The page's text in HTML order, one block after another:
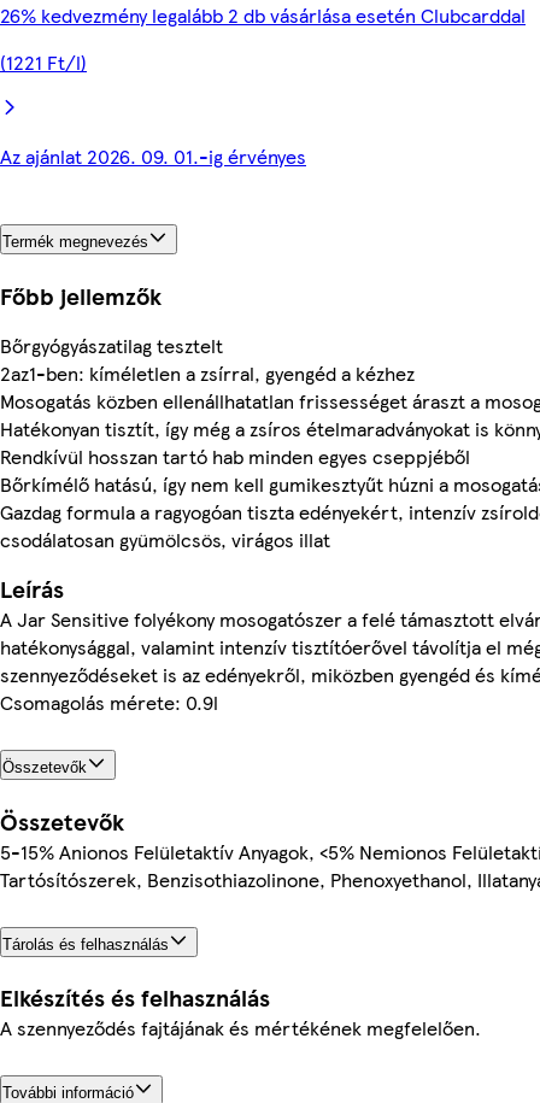
26% kedvezmény legalább 2 db vásárlása esetén Clubcarddal
(1221 Ft/l)
Az ajánlat 2026. 09. 01.-ig érvényes
Termék megnevezés
Főbb jellemzők
Bőrgyógyászatilag tesztelt
2az1-ben: kíméletlen a zsírral, gyengéd a kézhez
Mosogatás közben ellenállhatatlan frissességet áraszt a
Hatékonyan tisztít, így még a zsíros ételmaradványokat is
Rendkívül hosszan tartó hab minden egyes cseppjéből
Bőrkímélő hatású, így nem kell gumikesztyűt húzni a
Gazdag formula a ragyogóan tiszta edényekért, intenzív
csodálatosan gyümölcsös, virágos illat
Leírás
A Jar Sensitive folyékony mosogatószer a felé támasztott
hatékonysággal, valamint intenzív tisztítóerővel távolítja el
szennyeződéseket is az edényekről, miközben gyengéd és
Csomagolás mérete: 0.9l
Összetevők
Összetevők
5-15% Anionos Felületaktív Anyagok, <5% Nemionos
Tartósítószerek, Benzisothiazolinone, Phenoxyethanol,
Tárolás és felhasználás
Elkészítés és felhasználás
A szennyeződés fajtájának és mértékének megfelelően.
További információ